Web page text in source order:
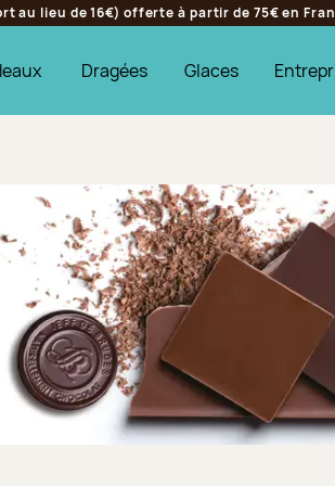
au lieu de 16€) offerte à partir de 75€ en
Dragées Glaces